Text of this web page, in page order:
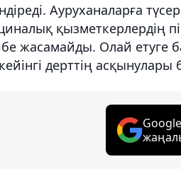
Ауруханаларға
қызметкерлердің
жасамайды. Олай етуге
дерттің